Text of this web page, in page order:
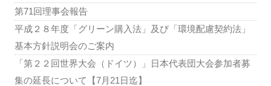
第71回理事会報告
平成２８年度「グリーン購入法」及び「環境配慮契約法」
基本方針説明会のご案内
「第２２回世界大会（ドイツ）」日本代表団大会参加者募
集の延長について【7月21日迄】